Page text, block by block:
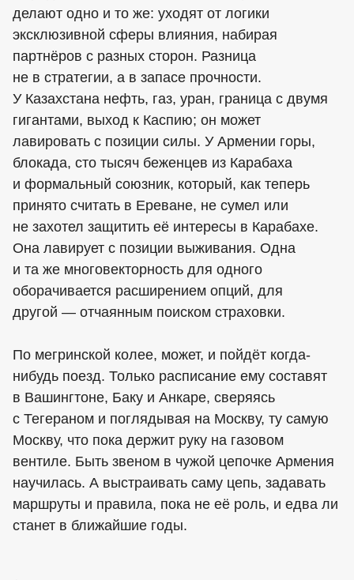
делают одно и то же: уходят от логики
эксклюзивной сферы влияния, набирая
партнёров с разных сторон. Разница
не в стратегии, а в запасе прочности.
У Казахстана нефть, газ, уран, граница с двумя
гигантами, выход к Каспию; он может
лавировать с позиции силы. У Армении горы,
блокада, сто тысяч беженцев из Карабаха
и формальный союзник, который, как теперь
принято считать в Ереване, не сумел или
не захотел защитить её интересы в Карабахе.
Она лавирует с позиции выживания. Одна
и та же многовекторность для одного
оборачивается расширением опций, для
другой — отчаянным поиском страховки.
По мегринской колее, может, и пойдёт когда-
нибудь поезд. Только расписание ему составят
в Вашингтоне, Баку и Анкаре, сверяясь
с Тегераном и поглядывая на Москву, ту самую
Москву, что пока держит руку на газовом
вентиле. Быть звеном в чужой цепочке Армения
научилась. А выстраивать саму цепь, задавать
маршруты и правила, пока не её роль, и едва ли
станет в ближайшие годы.